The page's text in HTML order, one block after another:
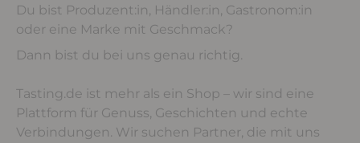
Du bist Produzent:in, Händler:in, Gastronom:in
oder eine Marke mit Geschmack?
Dann bist du bei uns genau richtig.
Tasting.de ist mehr als ein Shop – wir sind eine
Plattform für Genuss, Geschichten und echte
Verbindungen. Wir suchen Partner, die mit uns